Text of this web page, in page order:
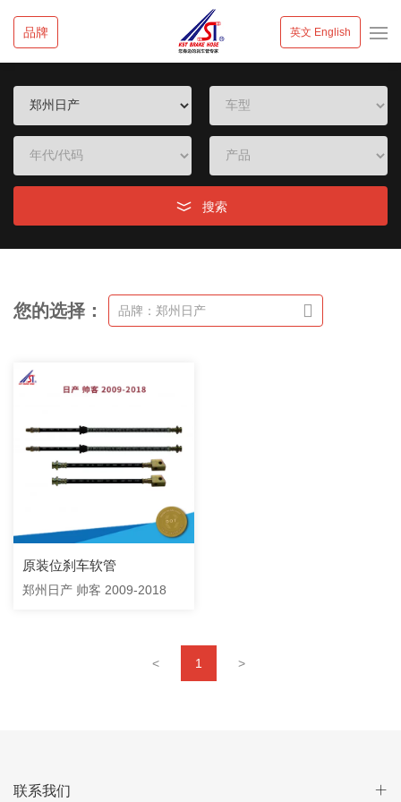
品牌 英文 English
搜索
您的选择： 品牌：郑州日产
原装位刹车软管
郑州日产 帅客 2009-2018
< 1 >
联系我们